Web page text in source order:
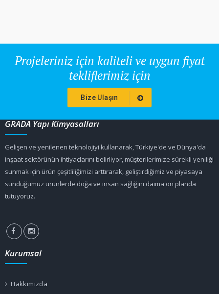
Projeleriniz için kaliteli ve uygun fiyat
tekliflerimiz için
Bize Ulaşın
GRADA Yapı Kimyasalları
Gelişen ve yenilenen teknolojiyi kullanarak, Türkiye'de ve Dünya'da
inşaat sektörünün ihtiyaçlarını belirliyor, müşterilerimize sürekli yeniliği
sunmak için ürün çeşitliliğimizi arttırarak, geliştirdiğimiz ve piyasaya
sunduğumuz ürünlerde doğa ve insan sağlığını daima ön planda
tutuyoruz.
Kurumsal
Hakkımızda